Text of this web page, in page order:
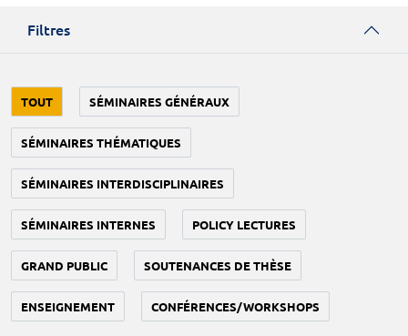
Filtres
TOUT SÉMINAIRES GÉNÉRAUX
SÉMINAIRES THÉMATIQUES
SÉMINAIRES INTERDISCIPLINAIRES
SÉMINAIRES INTERNES POLICY LECTURES
GRAND PUBLIC SOUTENANCES DE THÈSE
ENSEIGNEMENT CONFÉRENCES/WORKSHOPS